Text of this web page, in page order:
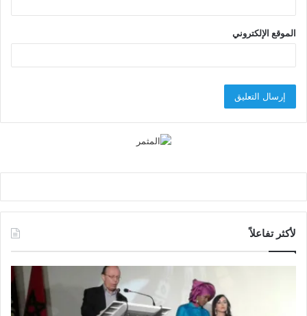
الموقع الإلكتروني
لأكثر تفاعلاً